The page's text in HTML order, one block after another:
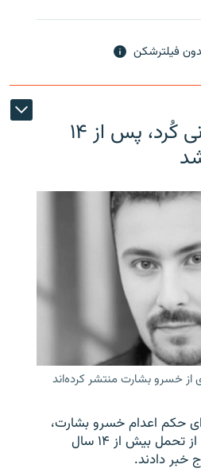
فیلترشکن
خسرو بشارت، زندانی کُرد، پس از ۱۴
خسرو بشارت منتشر کرده‌اند
حکم اعدام خسرو بشارت،
زندانی کُرد سنی‌مذهب، پس از تحمل بیش از ۱۴ سال
خبر دادند.